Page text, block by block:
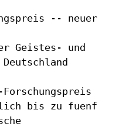
-- neuer
Geistes- und
bis zu fuenf